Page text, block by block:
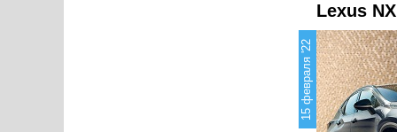
Lexus
15 февраля '22